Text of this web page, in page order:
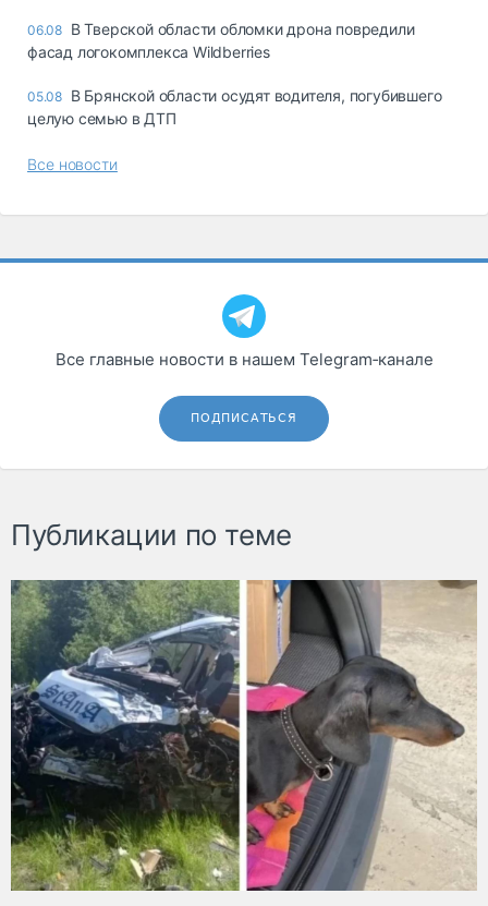
06.08 В Тверской области обломки дрона повредили
фасад логокомплекса Wildberries
05.08 В Брянской области осудят водителя, погубившего
целую семью в ДТП
Все новости
Все главные новости в нашем Telegram‑канале
ПОДПИСАТЬСЯ
Публикации по теме